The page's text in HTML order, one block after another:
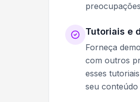
Tutoriais e
Forneça
com outros
esses
seu